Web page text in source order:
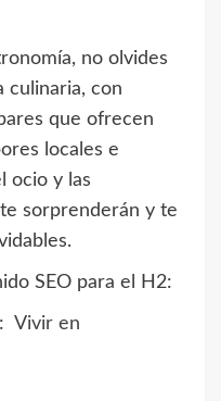
no olvides
culinaria, con
que ofrecen
locales e
ocio y las
sorprenderán y te
SEO para el H2:
Vivir en